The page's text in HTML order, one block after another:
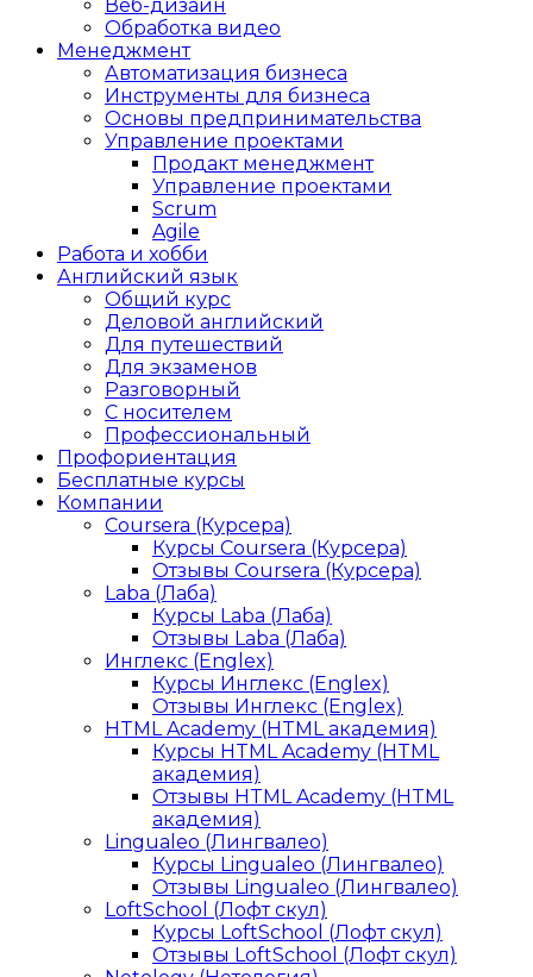
Веб-дизайн
Обработка видео
Менеджмент
Автоматизация бизнеса
Инструменты для бизнеса
Основы предпринимательства
Управление проектами
Продакт менеджмент
Управление проектами
Scrum
Agile
Работа и хобби
Английский язык
Общий курс
Деловой английский
Для путешествий
Для экзаменов
Разговорный
С носителем
Профессиональный
Профориентация
Бесплатные курсы
Компании
Coursera (Курсера)
Курсы Coursera (Курсера)
Отзывы Coursera (Курсера)
Laba (Лаба)
Курсы Laba (Лаба)
Отзывы Laba (Лаба)
Инглекс (Englex)
Курсы Инглекс (Englex)
Отзывы Инглекс (Englex)
HTML Academy (HTML академия)
Курсы HTML Academy (HTML
академия)
Отзывы HTML Academy (HTML
академия)
Lingualeo (Лингвалео)
Курсы Lingualeo (Лингвалео)
Отзывы Lingualeo (Лингвалео)
LoftSchool (Лофт скул)
Курсы LoftSchool (Лофт скул)
Отзывы LoftSchool (Лофт скул)